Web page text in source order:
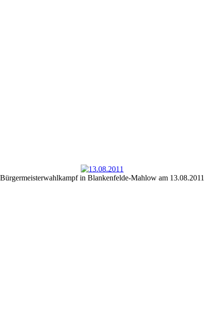
Bürgermeisterwahlkampf in Blankenfelde-Mahlow am 13.08.2011